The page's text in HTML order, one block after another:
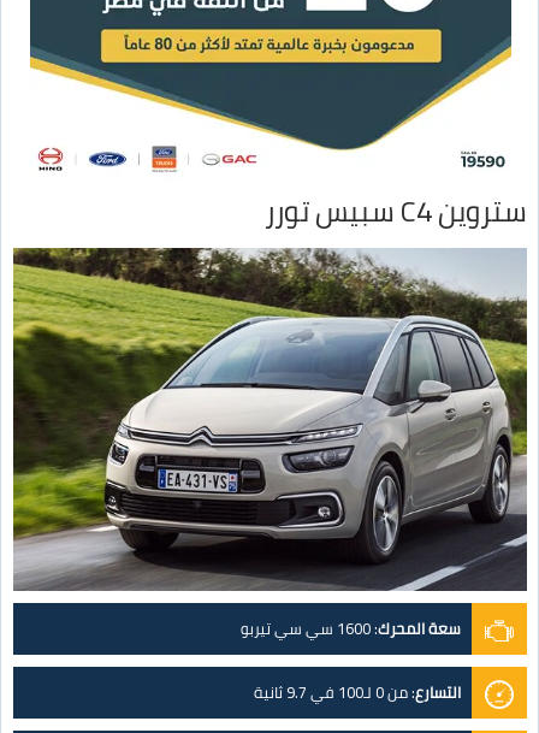
ستروين C4 سبيس تورر
سعة المحرك:1600 سي سي تيربو
التسارع:من 0 لـ100 في 9.7 ثانية